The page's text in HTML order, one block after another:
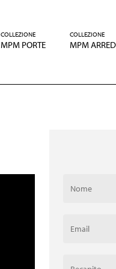
COLLEZIONE
MPM PORTE
COLLEZIONE
MPM